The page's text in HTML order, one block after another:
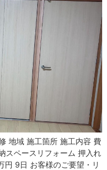
地域 施工箇所 施工内容 費
スペースリフォーム 押入れ
9日 お客様のご要望・リ